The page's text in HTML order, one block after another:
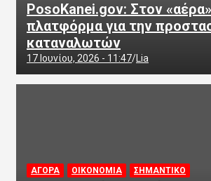
PosoKanei.gov: Στον
πλατφόρμα για την
καταναλωτών
17 Ιουνίου, 2026 - 11:47 Lia
ΑΓΟΡΑ ΟΙΚΟΝΟΜΙΑ ΣΗΜΑΝΤΙΚΟ